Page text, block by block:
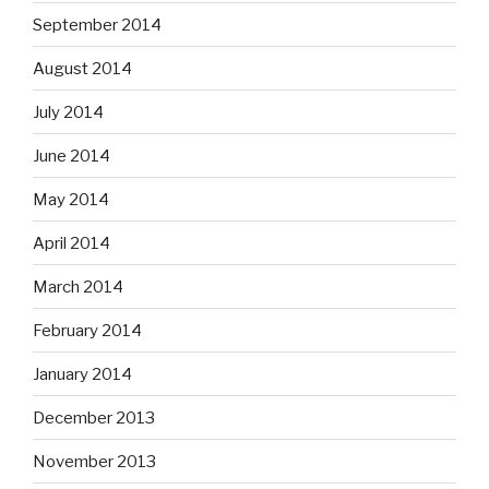
September 2014
August 2014
July 2014
June 2014
May 2014
April 2014
March 2014
February 2014
January 2014
December 2013
November 2013